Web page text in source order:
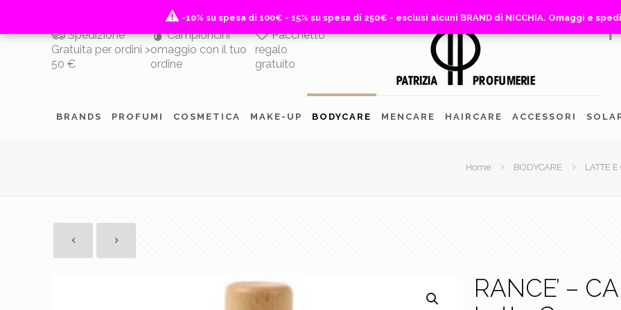
Spedizione
Gratuita per ordini >
50 €
Campioncini
omaggio con il tuo
ordine
Pacchetto
regalo
gratuito
BRANDS PROFUMI COSMETICA MAKE-UP BODYCARE MENCARE HAIRCARE ACCESSORI
Home BODYCARE LATTE
RANCE’ –
-10% su spesa di 100€ - 15% su spesa di 250€ - esclusi alcuni BRAND di NICCHIA. Omaggi e
-10% su spesa di 100€ - 15% su spesa di 250€ - esclusi alcuni BRAND di NICCHIA. Omaggi e